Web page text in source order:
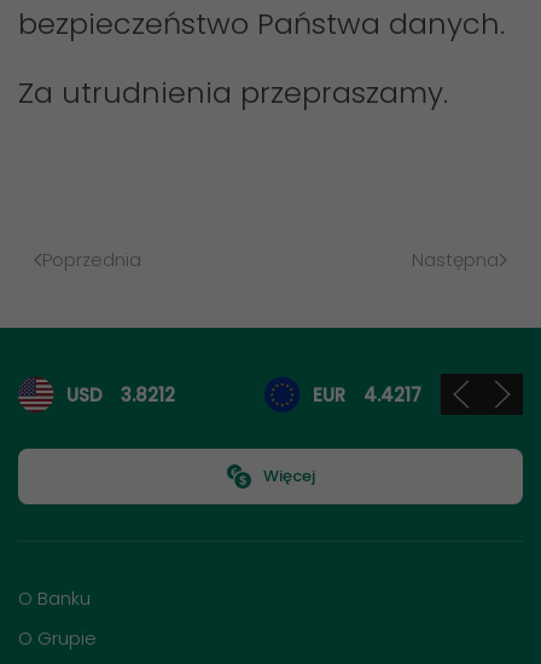
bezpieczeństwo Państwa danych.
Za utrudnienia przepraszamy.
Poprzednia Następna
Kursy walut
USD 3.8212 EUR 4.4217
Więcej
O Banku
O Grupie